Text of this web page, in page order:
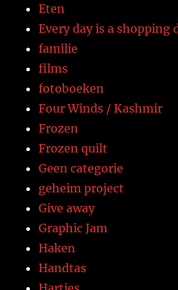
Eten
Every day is a shopping
familie
films
fotoboeken
Four Winds / Kashmir
Frozen
Frozen quilt
Geen categorie
geheim project
Give away
Graphic Jam
Haken
Handtas